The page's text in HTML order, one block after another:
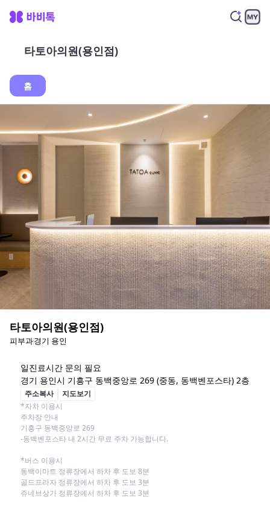
타토아의원(용인점)
홈
타토아의원(용인점)
피부과경기 용인
일진료시간 문의 필요
경기 용인시 기흥구 동백중앙로 269 (중동, 동백벤포스타) 2층
주소복사
지도보기
*자차 이용시
주차장 안내
기흥구 동백중앙로 269
-동백벤포스타 내 2시간 무료 주차 가능합니다.
*버스 이용시
동백이마트 정류장에서 하차 후 도보 8분
골드프라자 정류장에서 하차 후 도보 3분
쥬네브상가 정류장에서 하차 후 도보 3분